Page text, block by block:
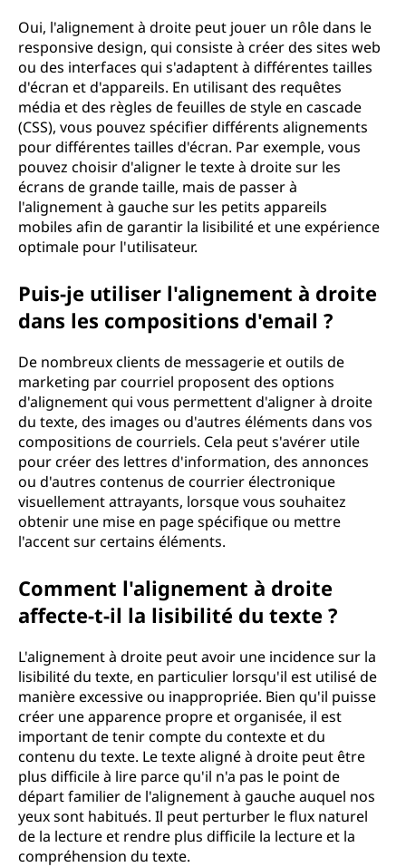
Oui, l'alignement à droite peut jouer un rôle dans le
responsive design, qui consiste à créer des sites web
ou des interfaces qui s'adaptent à différentes tailles
d'écran et d'appareils. En utilisant des requêtes
média et des règles de feuilles de style en cascade
(CSS), vous pouvez spécifier différents alignements
pour différentes tailles d'écran. Par exemple, vous
pouvez choisir d'aligner le texte à droite sur les
écrans de grande taille, mais de passer à
l'alignement à gauche sur les petits appareils
mobiles afin de garantir la lisibilité et une expérience
optimale pour l'utilisateur.
Puis-je utiliser l'alignement à droite
dans les compositions d'email ?
De nombreux clients de messagerie et outils de
marketing par courriel proposent des options
d'alignement qui vous permettent d'aligner à droite
du texte, des images ou d'autres éléments dans vos
compositions de courriels. Cela peut s'avérer utile
pour créer des lettres d'information, des annonces
ou d'autres contenus de courrier électronique
visuellement attrayants, lorsque vous souhaitez
obtenir une mise en page spécifique ou mettre
l'accent sur certains éléments.
Comment l'alignement à droite
affecte-t-il la lisibilité du texte ?
L'alignement à droite peut avoir une incidence sur la
lisibilité du texte, en particulier lorsqu'il est utilisé de
manière excessive ou inappropriée. Bien qu'il puisse
créer une apparence propre et organisée, il est
important de tenir compte du contexte et du
contenu du texte. Le texte aligné à droite peut être
plus difficile à lire parce qu'il n'a pas le point de
départ familier de l'alignement à gauche auquel nos
yeux sont habitués. Il peut perturber le flux naturel
de la lecture et rendre plus difficile la lecture et la
compréhension du texte.